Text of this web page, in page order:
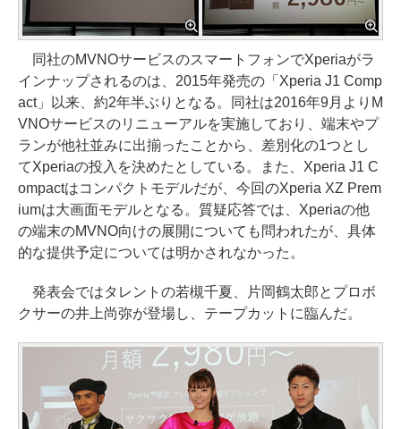
同社のMVNOサービスのスマートフォンでXperiaがラ
インナップされるのは、2015年発売の「Xperia J1 Comp
act」以来、約2年半ぶりとなる。同社は2016年9月よりM
VNOサービスのリニューアルを実施しており、端末やプ
ランが他社並みに出揃ったことから、差別化の1つとし
てXperiaの投入を決めたとしている。また、Xperia J1 C
ompactはコンパクトモデルだが、今回のXperia XZ Prem
iumは大画面モデルとなる。質疑応答では、Xperiaの他
の端末のMVNO向けの展開についても問われたが、具体
的な提供予定については明かされなかった。
発表会ではタレントの若槻千夏、片岡鶴太郎とプロボ
クサーの井上尚弥が登場し、テープカットに臨んだ。